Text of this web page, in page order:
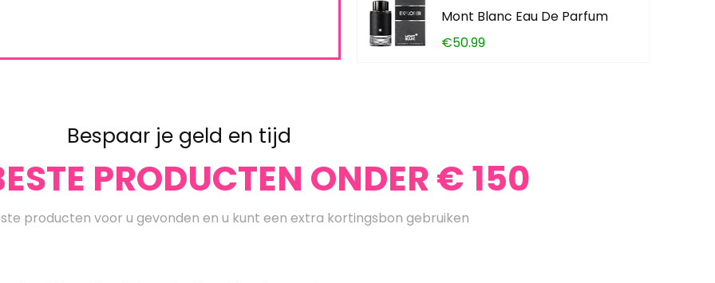
Mont Blanc Eau De Parfum
€50.99
Bespaar je geld en tijd
PRODUCTEN ONDER € 150
producten voor u gevonden en u kunt een extra kortingsbon gebruiken